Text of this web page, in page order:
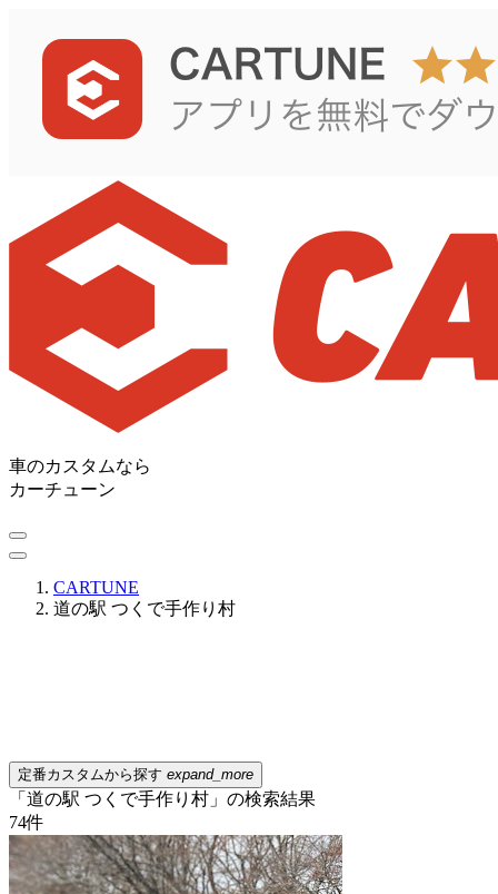
車のカスタムなら
カーチューン
CARTUNE
道の駅 つくで手作り村
定番カスタムから探す expand_more
「道の駅 つくで手作り村」の検索結果
74件